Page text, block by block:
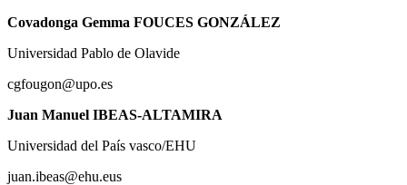
Covadonga Gemma FOUCES GONZÁLEZ
Universidad Pablo de Olavide
cgfougon@upo.es
Juan Manuel IBEAS-ALTAMIRA
Universidad del País vasco/EHU
juan.ibeas@ehu.eus